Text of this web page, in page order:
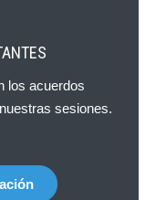
los acuerdos
sesiones.